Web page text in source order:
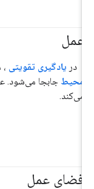
عمل #عامل
دریادگیری تقویتی،
محیطجابجا می‌شود.
می‌کند.
فضای عمل
#عامل